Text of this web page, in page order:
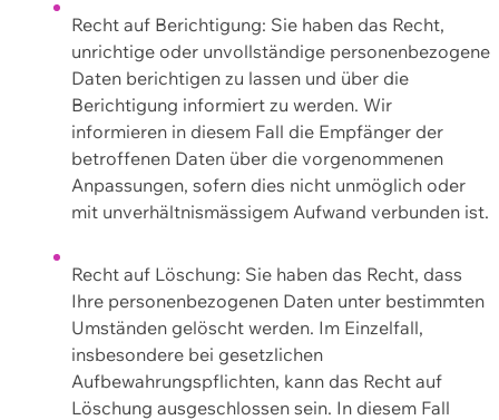
Recht auf Berichtigung: Sie haben das Recht,
unrichtige oder unvollständige personenbezogene
Daten berichtigen zu lassen und über die
Berichtigung informiert zu werden. Wir
informieren in diesem Fall die Empfänger der
betroffenen Daten über die vorgenommenen
Anpassungen, sofern dies nicht unmöglich oder
mit unverhältnismässigem Aufwand verbunden ist.
Recht auf Löschung: Sie haben das Recht, dass
Ihre personenbezogenen Daten unter bestimmten
Umständen gelöscht werden. Im Einzelfall,
insbesondere bei gesetzlichen
Aufbewahrungspflichten, kann das Recht auf
Löschung ausgeschlossen sein. In diesem Fall